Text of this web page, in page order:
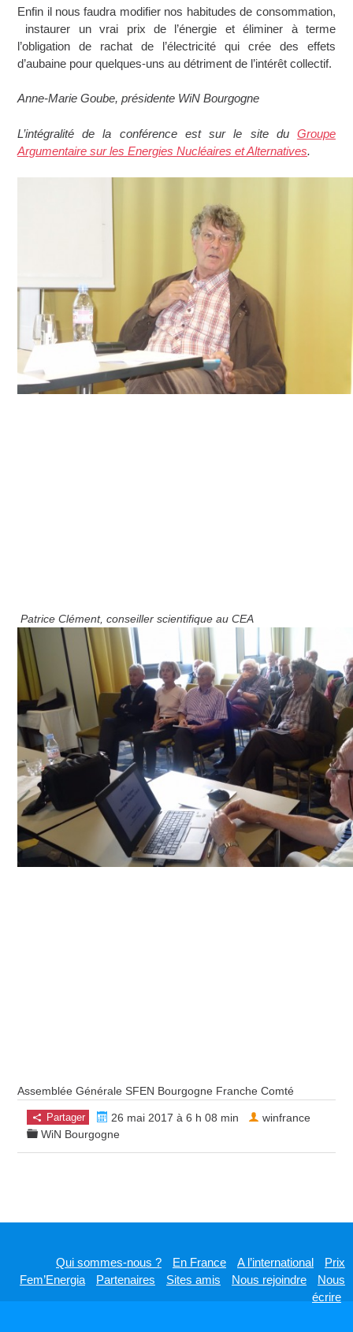
Enfin il nous faudra modifier nos habitudes de consommation,
instaurer un vrai prix de l’énergie et éliminer à terme
l’obligation de rachat de l’électricité qui crée des effets
d’aubaine pour quelques-uns au détriment de l’intérêt collectif.
Anne-Marie Goube, présidente WiN Bourgogne
L’intégralité de la conférence est sur le site du Groupe
Argumentaire sur les Energies Nucléaires et Alternatives.
Patrice Clément, conseiller scientifique au CEA
Assemblée Générale SFEN Bourgogne Franche Comté
Partager
26 mai 2017 à 6 h 08 min
WiN Bourgogne
winfrance
Qui sommes-nous ? En France A l’international
Prix
Fem’Energia
Partenaires Sites amis Nous rejoindre
Nous
écrire